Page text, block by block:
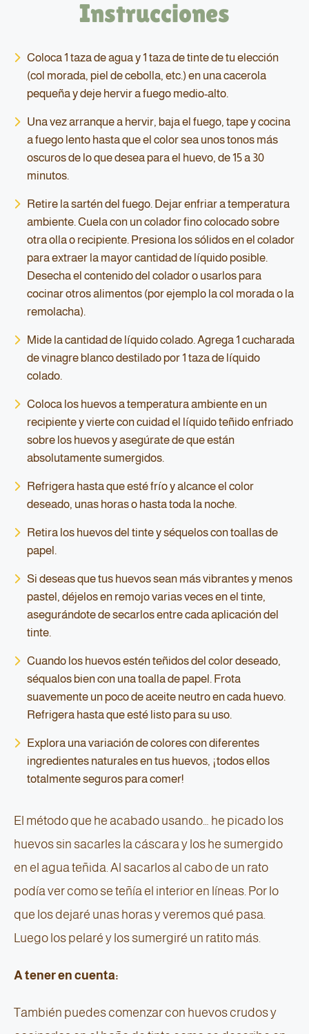
Instrucciones
Coloca 1 taza de agua y 1 taza de tinte de tu elección
(col morada, piel de cebolla, etc.) en una cacerola
pequeña y deje hervir a fuego medio-alto.
Una vez arranque a hervir, baja el fuego, tape y cocina
a fuego lento hasta que el color sea unos tonos más
oscuros de lo que desea para el huevo, de 15 a 30
minutos.
Retire la sartén del fuego. Dejar enfriar a temperatura
ambiente. Cuela con un colador fino colocado sobre
otra olla o recipiente. Presiona los sólidos en el colador
para extraer la mayor cantidad de líquido posible.
Desecha el contenido del colador o usarlos para
cocinar otros alimentos (por ejemplo la col morada o la
remolacha).
Mide la cantidad de líquido colado. Agrega 1 cucharada
de vinagre blanco destilado por 1 taza de líquido
colado.
Coloca los huevos a temperatura ambiente en un
recipiente y vierte con cuidad el líquido teñido enfriado
sobre los huevos y asegúrate de que están
absolutamente sumergidos.
Refrigera hasta que esté frío y alcance el color
deseado, unas horas o hasta toda la noche.
Retira los huevos del tinte y séquelos con toallas de
papel.
Si deseas que tus huevos sean más vibrantes y menos
pastel, déjelos en remojo varias veces en el tinte,
asegurándote de secarlos entre cada aplicación del
tinte.
Cuando los huevos estén teñidos del color deseado,
séqualos bien con una toalla de papel. Frota
suavemente un poco de aceite neutro en cada huevo.
Refrigera hasta que esté listo para su uso.
Explora una variación de colores con diferentes
ingredientes naturales en tus huevos, ¡todos ellos
totalmente seguros para comer!
El método que he acabado usando… he picado los
huevos sin sacarles la cáscara y los he sumergido
en el agua teñida. Al sacarlos al cabo de un rato
podía ver como se teñía el interior en líneas. Por lo
que los dejaré unas horas y veremos qué pasa.
Luego los pelaré y los sumergiré un ratito más.
A tener en cuenta:
También puedes comenzar con huevos crudos y